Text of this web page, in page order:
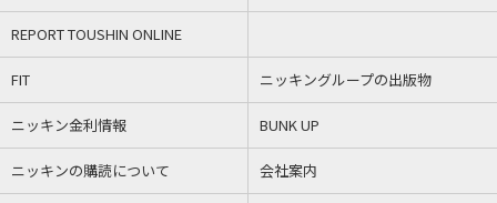
REPORT TOUSHIN ONLINE
FIT ニッキングループの出版物
ニッキン金利情報 BUNK UP
ニッキンの購読について 会社案内